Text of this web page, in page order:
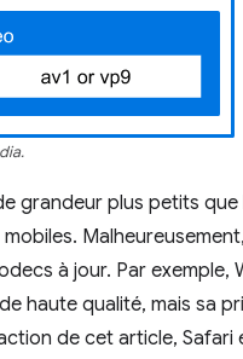
grandeur plus petits que
à jour. Par exemple,
haute qualité, mais sa
de cet article, Safari